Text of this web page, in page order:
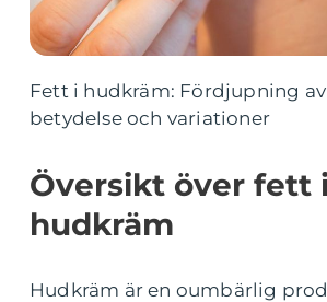
Fett i hudkräm: Fördjupning av
betydelse och variationer
Översikt över fett i
hudkräm
Hudkräm är en oumbärlig